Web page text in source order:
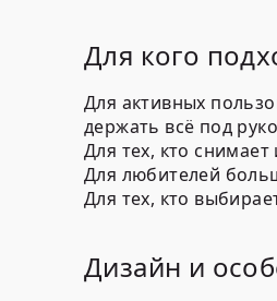
Для кого
Для активных
держать всё под
Для тех, кто
Для любителей
Для тех, кто
Дизайн и